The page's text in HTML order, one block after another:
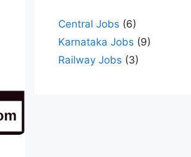
Central Jobs (6)
Karnataka Jobs (9)
Railway Jobs (3)